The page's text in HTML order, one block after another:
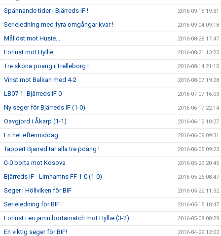
Spännande tider i Bjärreds IF ! 2016-09-15 19:31
Serieledning med fyra omgångar kvar ! 2016-09-04 09:18
Mållöst mot Husie... 2016-08-28 17:47
Förlust mot Hyllie. 2016-08-21 13:25
Tre sköna poäng i Trelleborg ! 2016-08-14 21:10
Vinst mot Balkan med 4-2 2016-08-07 19:28
LB07 1- Bjärreds IF 0 2016-07-07 16:03
Ny seger för Bjärreds IF (1-0) 2016-06-17 22:14
Oavgjord i Åkarp (1-1) 2016-06-12 10:27
En het eftermiddag ....... 2016-06-09 09:31
Tappert Bjärred tar alla tre poäng ! 2016-06-05 09:23
0-0 borta mot Kosova 2016-05-29 20:45
Bjärreds IF - Limhamns FF 1-0 (1-0) 2016-05-26 08:47
Seger i Höllviken för BIF 2016-05-22 11:32
Serieledning för BIF 2016-05-15 10:47
Förlust i en jämn bortamatch mot Hyllie (3-2). 2016-05-08 08:29
En viktig seger för BIF! 2016-04-29 12:02